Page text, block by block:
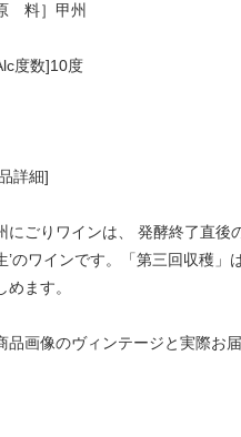
料］甲州
度数]10度
詳細]
にごりワインは、 発酵終了直後
’のワインです。「第三回収穫
めます。
品画像のヴィンテージと実際お